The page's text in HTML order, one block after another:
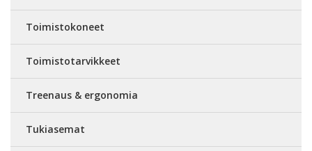
Toimistokoneet
Toimistotarvikkeet
Treenaus & ergonomia
Tukiasemat